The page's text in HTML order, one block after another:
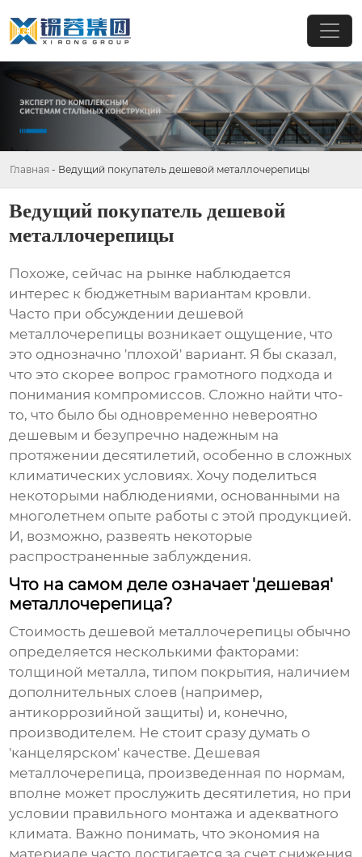
Главная - Ведущий покупатель дешевой металлочерепицы
Ведущий покупатель дешевой
металлочерепицы
Похоже, сейчас на рынке наблюдается
интерес к бюджетным вариантам кровли.
Часто при обсуждениидешевой
металлочерепицы возникает ощущение, что
это однозначно 'плохой' вариант. Я бы сказал,
что это скорее вопрос грамотного подхода и
понимания компромиссов. Сложно найти что-
то, что было бы одновременно невероятно
дешевым и безупречно надежным на
протяжении десятилетий, особенно в сложных
климатических условиях. Хочу поделиться
некоторыми наблюдениями, основанными на
многолетнем опыте работы с этой продукцией.
И, возможно, развеять некоторые
распространенные заблуждения.
Что на самом деле означает 'дешевая'
металлочерепица?
Стоимостьдешевой металлочерепицы обычно
определяется несколькими факторами:
толщиной металла, типом покрытия, наличием
дополнительных слоев (например,
антикоррозийной защиты) и, конечно,
производителем. Не стоит сразу думать о
'канцелярском' качестве. Дешевая
металлочерепица, произведенная по нормам,
вполне может прослужить десятилетия, но при
условии правильного монтажа и адекватного
климата. Важно понимать, что экономия на